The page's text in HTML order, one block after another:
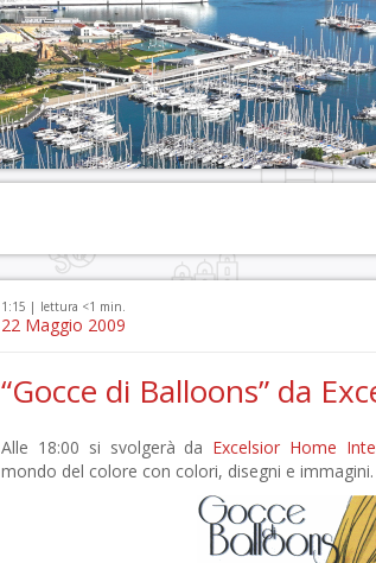
1:15 | lettura <1 min.
22 Maggio 2009
“Gocce di Balloons” da
Alle 18:00 si svolgerà da Excelsior Home
mondo del colore con colori, disegni e immagini.